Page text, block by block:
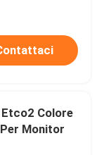
Colore
Monitor